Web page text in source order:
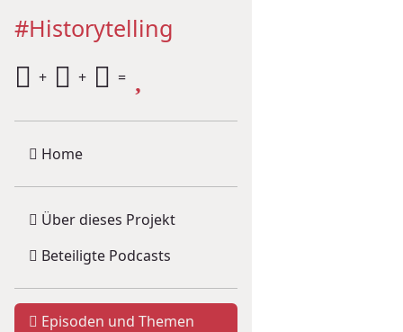
#Historytelling
+ + =
Home
Über dieses Projekt
Beteiligte Podcasts
Episoden und Themen